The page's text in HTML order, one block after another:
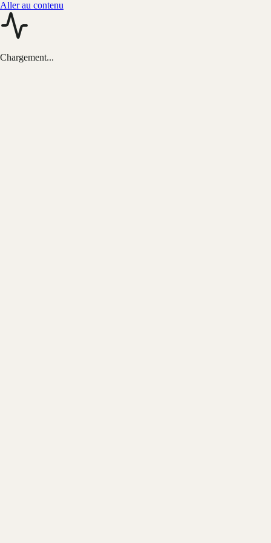
Aller au contenu
Chargement...